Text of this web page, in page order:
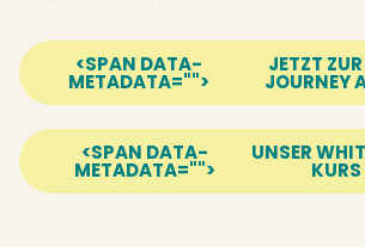
<SPAN DATA-
METADATA="">
JETZT
JOURNEY
<SPAN DATA-
METADATA="">
UNSER
KURS